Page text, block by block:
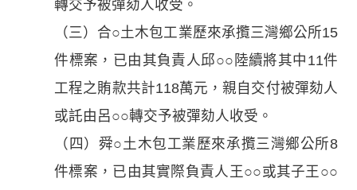
轉交予被彈劾人收受。
（三）合○土木包工業歷來承攬三灣鄉公所15
件標案，已由其負責人邱○○陸續將其中11件
工程之賄款共計118萬元，親自交付被彈劾人
或託由呂○○轉交予被彈劾人收受。
（四）舜○土木包工業歷來承攬三灣鄉公所8
件標案，已由其實際負責人王○○或其子王○○